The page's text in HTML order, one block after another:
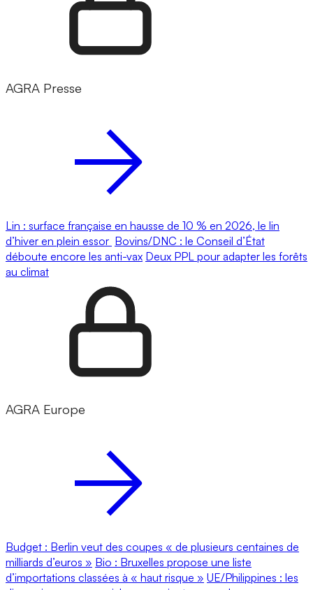
AGRA Presse
Lin : surface française en hausse de 10 % en 2026, le lin
d’hiver en plein essor Bovins/DNC : le Conseil d’État
déboute encore les anti-vax Deux PPL pour adapter les forêts
au climat
AGRA Europe
Budget : Berlin veut des coupes « de plusieurs centaines de
milliards d’euros » Bio : Bruxelles propose une liste
d’importations classées à « haut risque » UE/Philippines : les